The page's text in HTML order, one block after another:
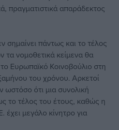
πραγματιστικά απαράδεκτος
σημαίνει πάντως και το τέλος
τα νομοθετικά κείμενα θα
Ευρωπαϊκό Κοινοβούλιο στη
του χρόνου. Αρκετοί
ωστόσο ότι μια συνολική
το τέλος του έτους, καθώς η
έχει μεγάλο κίνητρο για